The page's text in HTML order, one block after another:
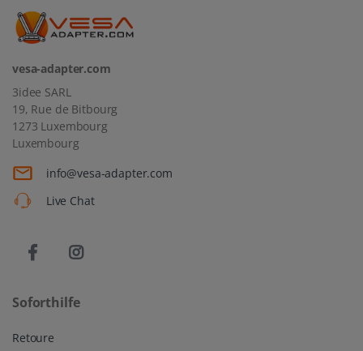
vesa-adapter.com
3idee SARL
19, Rue de Bitbourg
1273 Luxembourg
Luxembourg
info@vesa-adapter.com
Live Chat
Soforthilfe
Retoure